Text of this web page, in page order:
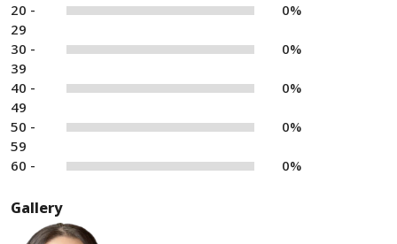
20 -
29
0%
30 -
39
0%
40 -
49
0%
50 -
59
0%
60 - 0%
Gallery